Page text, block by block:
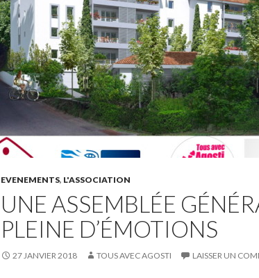
EVENEMENTS, L'ASSOCIATION
UNE ASSEMBLÉE
PLEINE D’ÉMOTIONS
27 JANVIER 2018 TOUS AVEC AGOSTI LAISSER UN